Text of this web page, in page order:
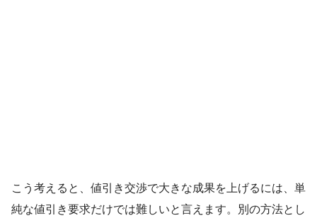
こう考えると、値引き交渉で大きな成果を上げるには、単
純な値引き要求だけでは難しいと言えます。別の方法とし